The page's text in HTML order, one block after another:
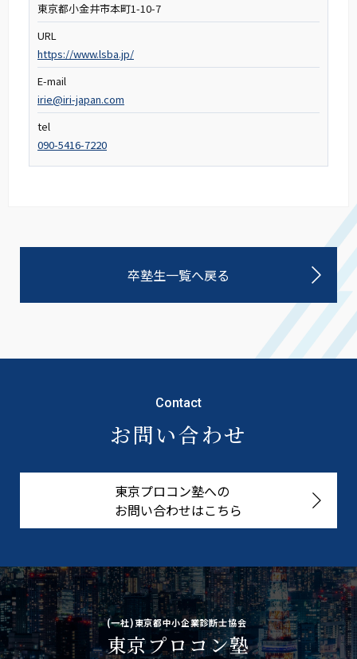
東京都小金井市本町1-10-7
URL
https://www.lsba.jp/
E-mail
irie@iri-japan.com
tel
090-5416-7220
卒塾生一覧へ戻る
Contact
お問い合わせ
東京プロコン塾への
お問い合わせはこちら
(一社)東京都中小企業診断士協会
東京プロコン塾